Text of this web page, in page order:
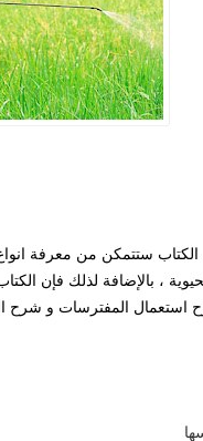
ستتمكن من معرفة
، بالإضافة لذلك فإن
استعمال المفترسات و شرح